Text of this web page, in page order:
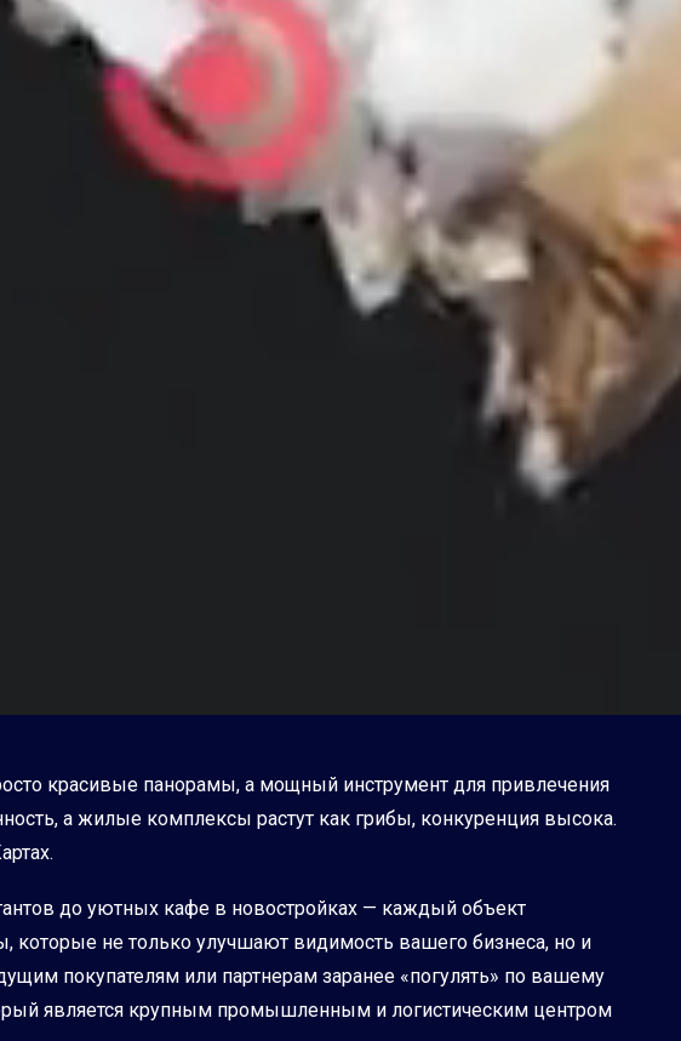
красивые панорамы, а мощный инструмент для привлечения
а жилые комплексы растут как грибы, конкуренция высока.
до уютных кафе в новостройках — каждый объект
не только улучшают видимость вашего бизнеса, но и
покупателям или партнерам заранее «погулять» по вашему
является крупным промышленным и логистическим центром